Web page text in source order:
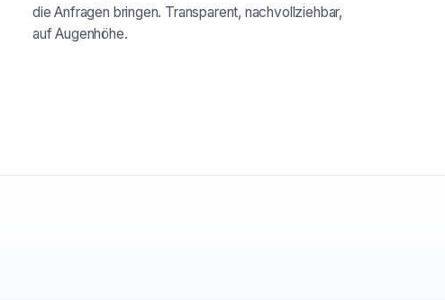
die Anfragen bringen. Transparent, nachvollziehbar,
auf Augenhöhe.